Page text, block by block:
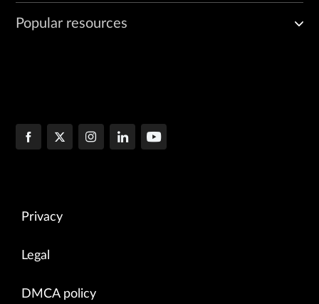
Popular resources
Privacy
Legal
DMCA policy